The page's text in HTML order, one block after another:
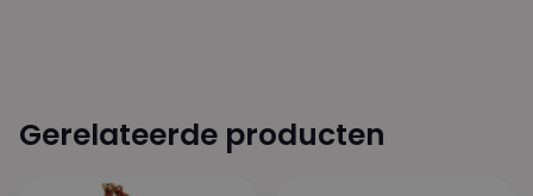
Gerelateerde producten